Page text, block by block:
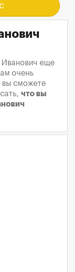
Иванович еще
очень
вы сможете
что вы